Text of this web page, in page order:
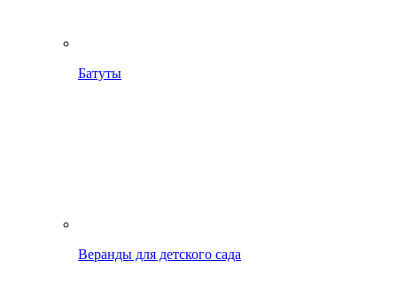
Батуты
Веранды для детского сада